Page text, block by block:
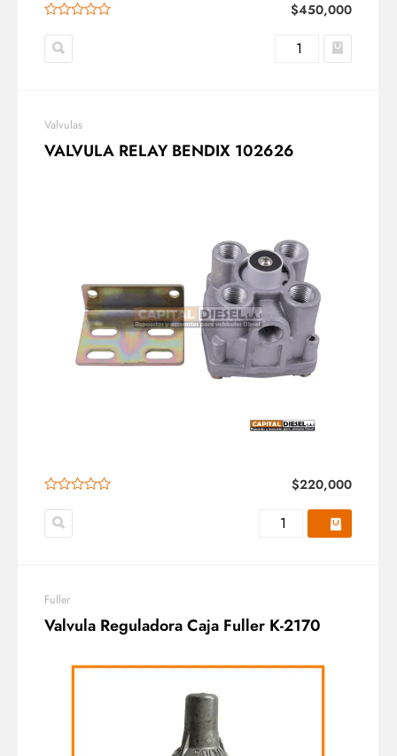
$450,000
Valvulas
VALVULA RELAY BENDIX 102626
$220,000
Fuller
Valvula Reguladora Caja Fuller K-2170